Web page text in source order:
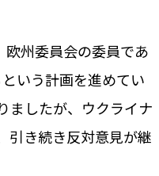
州委員会の委員であ
いう計画を進めてい
ましたが、ウクライナ
引き続き反対意見が継